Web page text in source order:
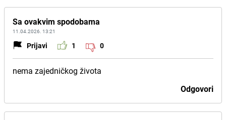
Sa ovakvim spodobama
11.04.2026. 13:21
Prijavi 1 0
nema zajedničkog života
Odgovori